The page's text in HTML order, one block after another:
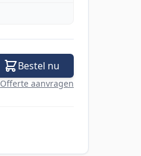
Bestel nu
Offerte aanvragen